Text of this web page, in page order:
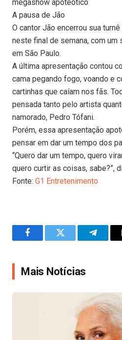
megashow apoteótico
A pausa de Jão
O cantor Jão encerrou sua
neste final de semana, com um
em São Paulo.
A última apresentação contou
cama pegando fogo, voando e
cartinhas que caíam nos fãs.
pensada tanto pelo artista
namorado, Pedro Tófani.
Porém, essa apresentação
pensar em dar um tempo dos
“Quero dar um tempo, quero
quero curtir as coisas, sabe?”,
Fonte: G1 Entretenimento
FacebookTwitter
Mais Notícias